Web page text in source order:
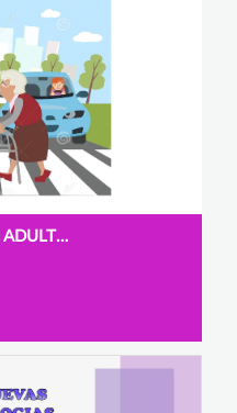
SEGURIDAD PEATONAL EN ADULTOS MAYORES